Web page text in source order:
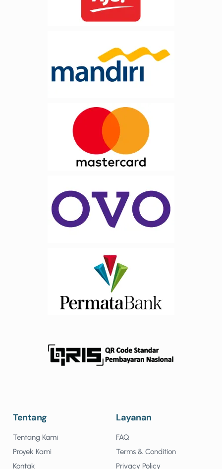
Tentang
Tentang Kami
Proyek Kami
Kontak
Layanan
FAQ
Terms & Condition
Privacy Policy